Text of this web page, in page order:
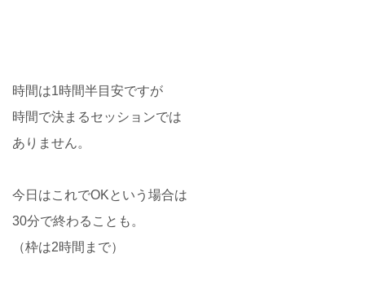
時間は1時間半目安ですが
時間で決まるセッションでは
ありません。
今日はこれでOKという場合は
30分で終わることも。
（枠は2時間まで）